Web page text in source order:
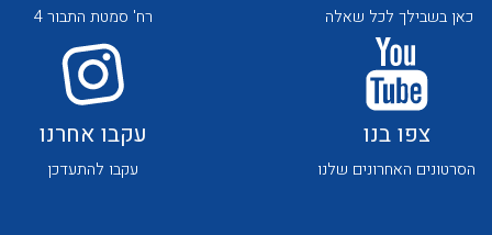
כאן בשבילך לכל שאלה רח' סמטת התבור 4
צפו בנו
הסרטונים האחרונים שלנו
עקבו אחרנו
עקבו להתעדכן